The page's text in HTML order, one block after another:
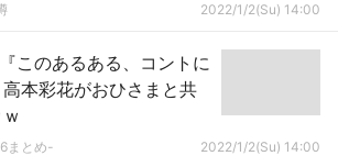
2022/1/2(Su) 14:00
このあるある、コントに
本彩花がおひさまと共
まとめ- 2022/1/2(Su) 14:00